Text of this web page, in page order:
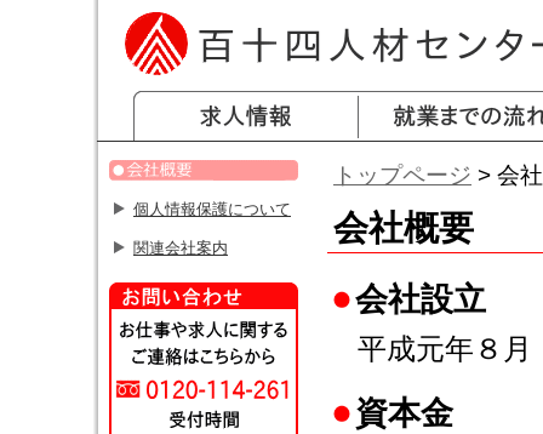
個人情報保護について
関連会社案内
トップページ > 会
会社概要
会社設立
平成元年８月
資本金